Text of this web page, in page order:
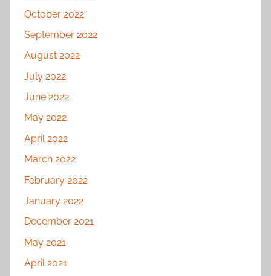
October 2022
September 2022
August 2022
July 2022
June 2022
May 2022
April 2022
March 2022
February 2022
January 2022
December 2021
May 2021
April 2021